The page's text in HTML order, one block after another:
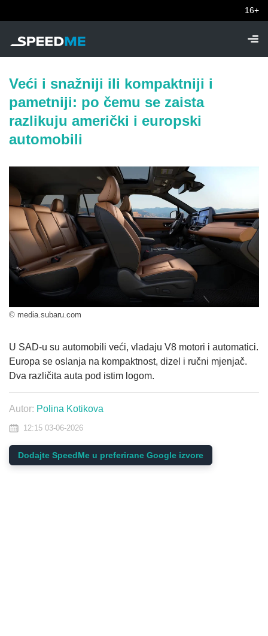
16+
Veći i snažniji ili kompaktniji i
pametniji: po čemu se zaista
razlikuju američki i europski
automobili
© media.subaru.com
U SAD-u su automobili veći, vladaju V8 motori i automatici.
Europa se oslanja na kompaktnost, dizel i ručni mjenjač.
Dva različita auta pod istim logom.
Autor: Polina Kotikova
12:15 03-06-2026
Dodajte SpeedMe u preferirane Google izvore